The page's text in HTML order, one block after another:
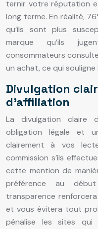
ternir votre réputation
long terme. En réalité,
qu’ils sont plus
marque qu’ils
consommateurs
un achat, ce qui souligne
Divulgation
d’affiliation
La divulgation claire
obligation légale et
clairement à vos
commission s’ils
cette mention de
préférence au
transparence
et vous évitera tout
pénalise les sites qui